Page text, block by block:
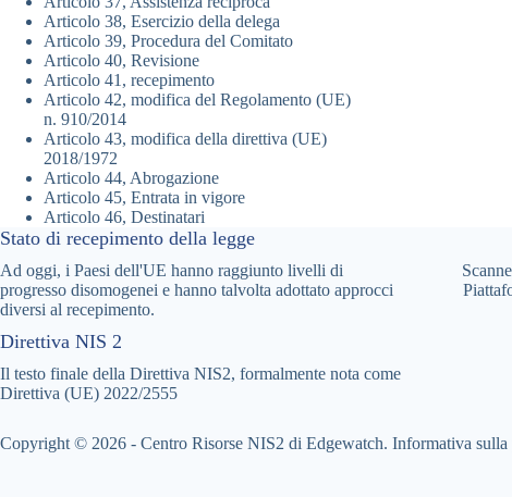
Articolo 38, Esercizio della delega
Articolo 39, Procedura del Comitato
Articolo 40, Revisione
Articolo 41, recepimento
Articolo 42, modifica del Regolamento (UE)
n. 910/2014
Articolo 43, modifica della direttiva (UE)
2018/1972
Articolo 44, Abrogazione
Articolo 45, Entrata in vigore
Articolo 46, Destinatari
Stato di recepimento della legge
Ad oggi, i Paesi dell'UE hanno raggiunto livelli di
progresso disomogenei e hanno talvolta adottato approcci
diversi al recepimento.
Direttiva NIS 2
Il testo finale della Direttiva NIS2, formalmente nota come
Direttiva (UE) 2022/2555
Copyright © 2026 - Centro Risorse NIS2 di Edgewatch. Informativa